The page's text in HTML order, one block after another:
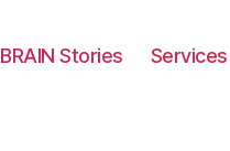
BRAIN Stories Services